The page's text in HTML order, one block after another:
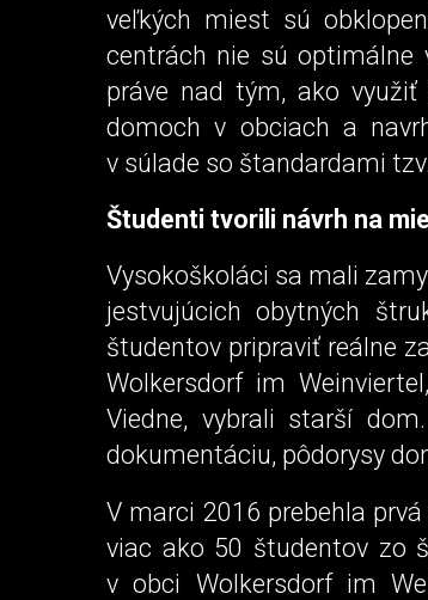
veľkých miest sú
centrách nie sú optimálne
práve nad tým, ako
domoch v obciach a
v súlade so štandardami
Študenti tvorili návrh na
Vysokoškoláci sa mali
jestvujúcich obytných
študentov pripraviť reálne
Wolkersdorf im
Viedne, vybrali starší
dokumentáciu, pôdorysy
V marci 2016 prebehla
viac ako 50 študentov zo
v obci Wolkersdorf im